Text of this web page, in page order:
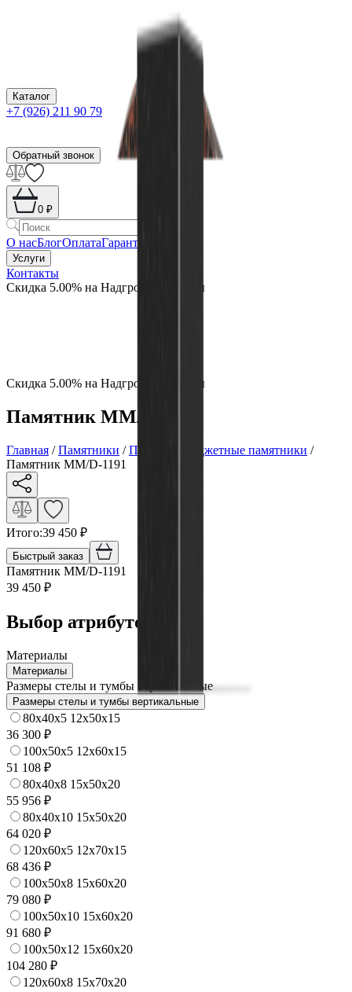
Каталог
+7 (926) 211 90 79
Обратный звонок
0 ₽
О насБлогОплатаГарантия
Услуги
Контакты
Скидка 5.00% на Надгробные плиты
Скидка 5.00% на Надгробные плиты
Памятник ММ/D-1191
Главная /Памятники /По цене Бюджетные памятники /
Памятник ММ/D-1191
Итого:39 450 ₽
Быстрый заказ
Памятник ММ/D-1191
39 450 ₽
Выбор атрибутов
Материалы
Материалы
Размеры стелы и тумбы вертикальные
Размеры стелы и тумбы вертикальные
80x40x5 12x50x15
36 300 ₽
100x50x5 12x60x15
51 108 ₽
80x40x8 15x50x20
55 956 ₽
80x40x10 15x50x20
64 020 ₽
120x60x5 12x70x15
68 436 ₽
100x50x8 15x60x20
79 080 ₽
100x50x10 15x60x20
91 680 ₽
100x50x12 15x60x20
104 280 ₽
120x60x8 15x70x20